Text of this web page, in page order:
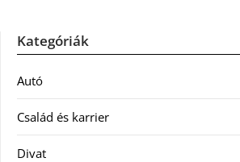
Kategóriák
Autó
Család és karrier
Divat